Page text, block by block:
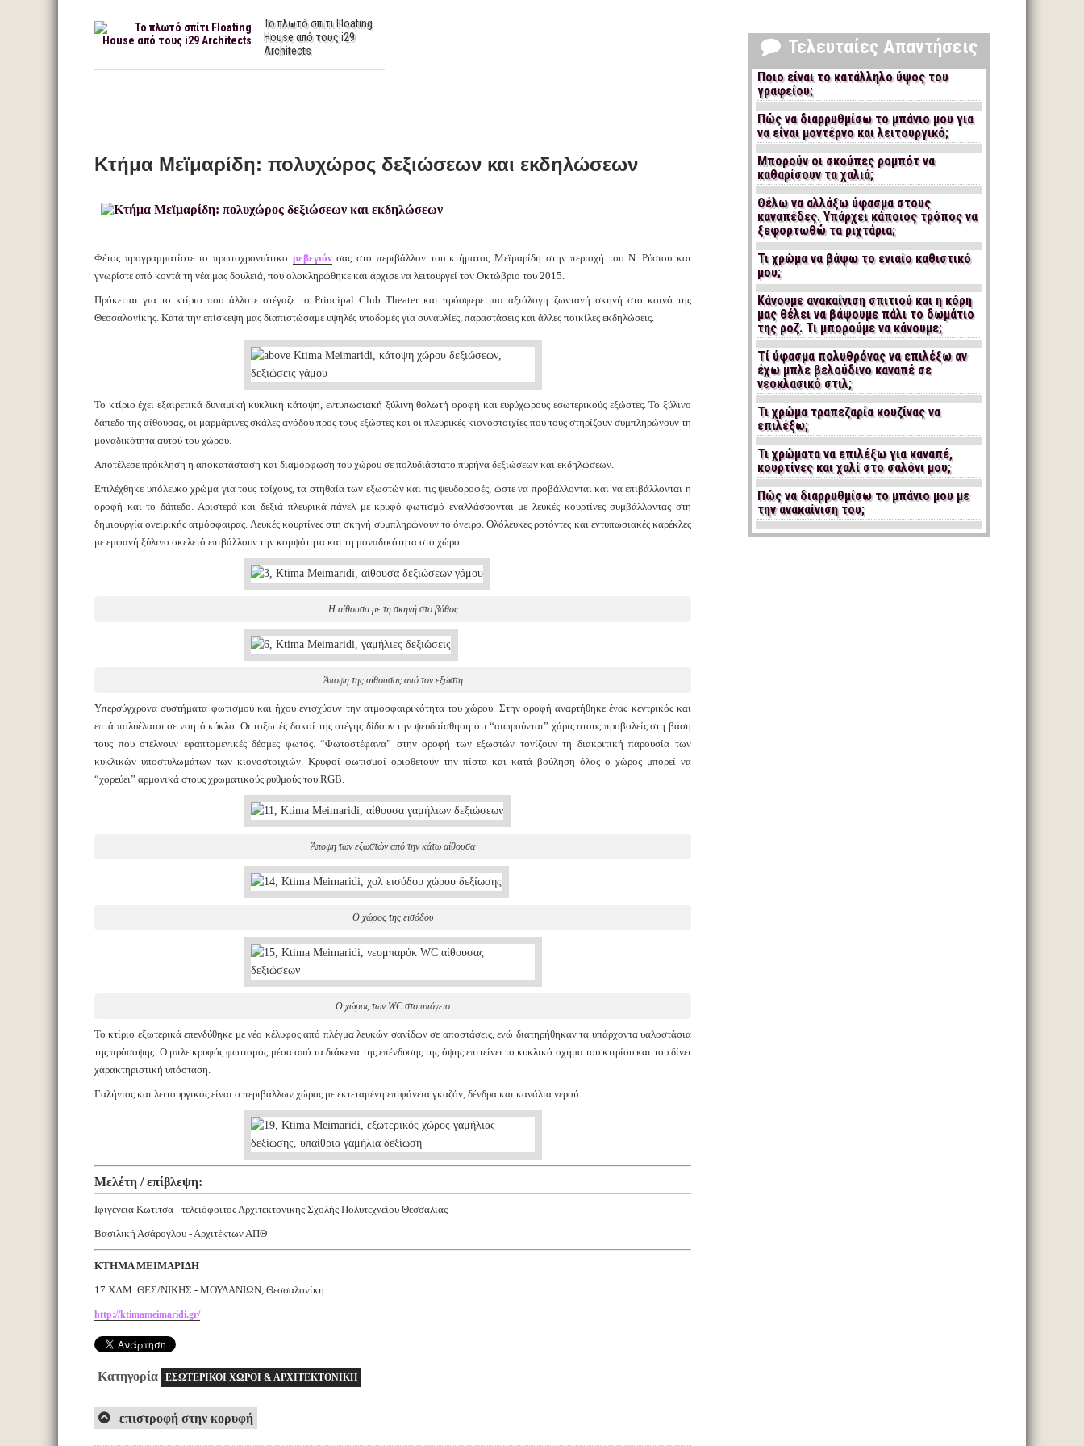
Το πλωτό σπίτι Floating
House από τους i29
Architects
Κτήμα Μεϊμαρίδη: πολυχώρος δεξιώσεων και εκδηλώσεων
Φέτος προγραμματίστε το πρωτοχρονιάτικο ρεβεγιόνσας στο περιβάλλον του κτήματος Μεϊμαρίδη στην περιοχή του Ν. Ρύσιου και
γνωρίστε από κοντά τη νέα μας δουλειά, που ολοκληρώθηκε και άρχισε να λειτουργεί τον Οκτώβριο του 2015.
Πρόκειται για το κτίριο που άλλοτε στέγαζε το Principal Club Theater και πρόσφερε μια αξιόλογη ζωντανή σκηνή στο κοινό της
Θεσσαλονίκης. Κατά την επίσκεψη μας διαπιστώσαμε υψηλές υποδομές για συναυλίες, παραστάσεις και άλλες ποικίλες εκδηλώσεις.
Το κτίριο έχει εξαιρετικά δυναμική κυκλική κάτοψη, εντυπωσιακή ξύλινη θολωτή οροφή και ευρύχωρους εσωτερικούς εξώστες. Το ξύλινο
δάπεδο της αίθουσας, οι μαρμάρινες σκάλες ανόδου προς τους εξώστες και οι πλευρικές κιονοστοιχίες που τους στηρίζουν συμπληρώνουν τη
μοναδικότητα αυτού του χώρου.
Αποτέλεσε πρόκληση η αποκατάσταση και διαμόρφωση του χώρου σε πολυδιάστατο πυρήνα δεξιώσεων και εκδηλώσεων.
Επιλέχθηκε υπόλευκο χρώμα για τους τοίχους, τα στηθαία των εξωστών και τις ψευδοροφές, ώστε να προβάλλονται και να επιβάλλονται η
οροφή και το δάπεδο. Αριστερά και δεξιά πλευρικά πάνελ με κρυφό φωτισμό εναλλάσσονται με λευκές κουρτίνες συμβάλλοντας στη
δημιουργία ονειρικής ατμόσφαιρας. Λευκές κουρτίνες στη σκηνή συμπληρώνουν το όνειρο. Ολόλευκες ροτόντες και εντυπωσιακές καρέκλες
με εμφανή ξύλινο σκελετό επιβάλλουν την κομψότητα και τη μοναδικότητα στο χώρο.
Η αίθουσα με τη σκηνή στο βάθος
Άποψη της αίθουσας από τον εξώστη
Υπερσύγχρονα συστήματα φωτισμού και ήχου ενισχύουν την ατμοσφαιρικότητα του χώρου. Στην οροφή αναρτήθηκε ένας κεντρικός και
επτά πολυέλαιοι σε νοητό κύκλο. Οι τοξωτές δοκοί της στέγης δίδουν την ψευδαίσθηση ότι “αιωρούνται” χάρις στους προβολείς στη βάση
τους που στέλνουν εφαπτομενικές δέσμες φωτός. “Φωτοστέφανα” στην οροφή των εξωστών τονίζουν τη διακριτική παρουσία των
κυκλικών υποστυλωμάτων των κιονοστοιχιών. Κρυφοί φωτισμοί οριοθετούν την πίστα και κατά βούληση όλος ο χώρος μπορεί να
“χορεύει” αρμονικά στους χρωματικούς ρυθμούς του RGB.
Άποψη των εξωστών από την κάτω αίθουσα
Ο χώρος της εισόδου
Ο χώρος των WC στο υπόγειο
Το κτίριο εξωτερικά επενδύθηκε με νέο κέλυφος από πλέγμα λευκών σανίδων σε αποστάσεις, ενώ διατηρήθηκαν τα υπάρχοντα υαλοστάσια
της πρόσοψης. Ο μπλε κρυφός φωτισμός μέσα από τα διάκενα της επένδυσης της όψης επιτείνει το κυκλικό σχήμα του κτιρίου και του δίνει
χαρακτηριστική υπόσταση.
Γαλήνιος και λειτουργικός είναι ο περιβάλλων χώρος με εκτεταμένη επιφάνεια γκαζόν, δένδρα και κανάλια νερού.
Μελέτη / επίβλεψη:
Ιφιγένεια Κωτίτσα - τελειόφοιτος Αρχιτεκτονικής Σχολής Πολυτεχνείου Θεσσαλίας
Βασιλική Ασάρογλου - Αρχιτέκτων ΑΠΘ
ΚΤΗΜΑ ΜΕΙΜΑΡΙΔΗ
17 ΧΛΜ. ΘΕΣ/ΝΙΚΗΣ - ΜΟΥΔΑΝΙΩΝ, Θεσσαλονίκη
http://ktimameimaridi.gr/
Κατηγορία ΕΣΩΤΕΡΙΚΟΙ ΧΩΡΟΙ & ΑΡΧΙΤΕΚΤΟΝΙΚΗ
επιστροφή στην κορυφή
Τελευταίες Απαντήσεις
Ποιο είναι το κατάλληλο ύψος του
γραφείου;
Πώς να διαρρυθμίσω το μπάνιο μου για
να είναι μοντέρνο και λειτουργικό;
Μπορούν οι σκούπες ρομπότ να
καθαρίσουν τα χαλιά;
Θέλω να αλλάξω ύφασμα στους
καναπέδες. Υπάρχει κάποιος τρόπος να
ξεφορτωθώ τα ριχτάρια;
Τι χρώμα να βάψω το ενιαίο καθιστικό
μου;
Κάνουμε ανακαίνιση σπιτιού και η κόρη
μας θέλει να βάψουμε πάλι το δωμάτιο
της ροζ. Τι μπορούμε να κάνουμε;
Τί ύφασμα πολυθρόνας να επιλέξω αν
έχω μπλε βελούδινο καναπέ σε
νεοκλασικό στιλ;
Τι χρώμα τραπεζαρία κουζίνας να
επιλέξω;
Τι χρώματα να επιλέξω για καναπέ,
κουρτίνες και χαλί στο σαλόνι μου;
Πώς να διαρρυθμίσω το μπάνιο μου με
την ανακαίνιση του;